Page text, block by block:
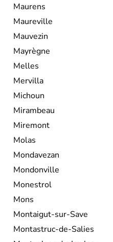
Maurens
Maureville
Mauvezin
Mayrègne
Melles
Mervilla
Michoun
Mirambeau
Miremont
Molas
Mondavezan
Mondonville
Monestrol
Mons
Montaigut-sur-Save
Montastruc-de-Salies